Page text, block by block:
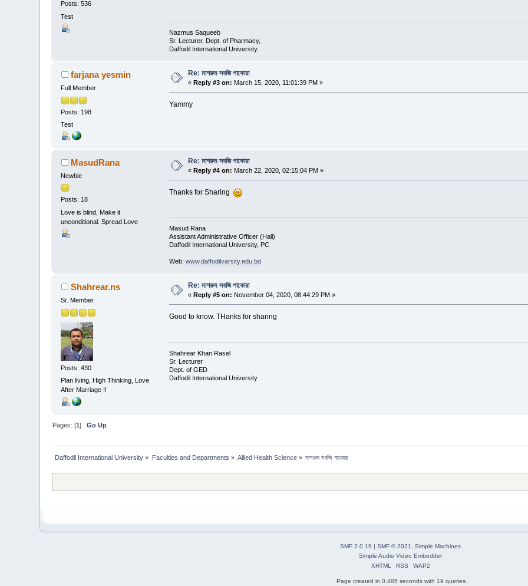
Posts: 536
Test
Nazmus Saqueeb
Sr. Lecturer, Dept. of Pharmacy,
Daffodil International University.
farjana yesmin
Full Member
Posts: 198
Test
Re: মাশরুম সবজি পাকোরা
« Reply #3 on: March 15, 2020, 11:01:39 PM »
Yammy
MasudRana
Newbie
Posts: 18
Love is blind, Make it
unconditional. Spread Love
Re: মাশরুম সবজি পাকোরা
«Reply #4 on: March 22, 2020, 02:15:04 PM »
Thanks for Sharing
Masud Rana
Assistant Administrative Officer (Hall)
Daffodil International University, PC
Web: www.daffodilvarsity.edu.bd
Shahrear.ns
Sr. Member
Posts: 430
Plan living, High Thinking, Love
After Marriage !!
Re: মাশরুম সবজি পাকোরা
« Reply #5 on: November 04, 2020, 08:44:29 PM »
Good to know. THanks for sharing
Shahrear Khan Rasel
Sr. Lecturer
Dept. of GED
Daffodil International University
Pages: [1]Go Up
Daffodil International University » Faculties and Departments » Allied Health Science » মাশরুম সবজি পাকোরা
SMF 2.0.19 SMF © 2021, Simple Machines
Simple Audio Video Embedder
XHTML
RSS WAP2
Page created in 0.485 seconds with 19 queries.